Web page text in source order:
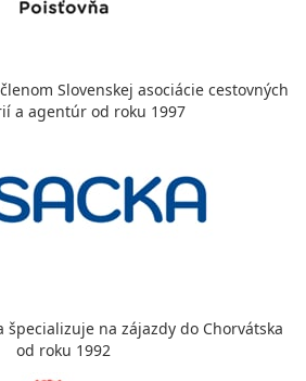
Slovenskej asociácie cestovných
a agentúr od roku 1997
špecializuje na zájazdy do Chorvátska
od roku 1992